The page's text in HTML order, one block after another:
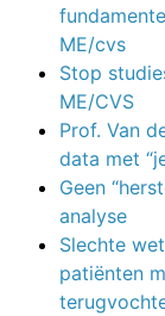
ME/cvs
Stop
ME/CVS
Prof. Van
data met
Geen
analyse
Slechte
patiënten